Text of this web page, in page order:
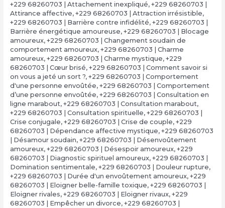
+229 68260703 | Attachement inexpliqué, +229 68260703 |
Attirance affective, +229 68260703 | Attraction irrésistible,
+229 68260703 | Barrière contre infidélité, +229 68260703 |
Barrière énergétique amoureuse, +229 68260703 | Blocage
amoureux, +229 68260703 | Changement soudain de
comportement amoureux, +229 68260703 | Charme
amoureux, +229 68260703 | Charme mystique, +229
68260703 | Cœur brisé, +229 68260703 | Comment savoir si
on vous a jeté un sort ?, +229 68260703 | Comportement
d'une personne envoûtée, +229 68260703 | Comportement
d’une personne envoûtée, +229 68260703 | Consultation en
ligne marabout, +229 68260703 | Consultation marabout,
+229 68260703 | Consultation spirituelle, +229 68260703 |
Crise conjugale, +229 68260703 | Crise de couple, +229
68260703 | Dépendance affective mystique, +229 68260703
| Désamour soudain, +229 68260703 | Désenvoûtement
amoureux, +229 68260703 | Désespoir amoureux, +229
68260703 | Diagnostic spirituel amoureux, +229 68260703 |
Domination sentimentale, +229 68260703 | Douleur rupture,
+229 68260703 | Durée d'un envoûtement amoureux, +229
68260703 | Eloigner belle-famille toxique, +229 68260703 |
Eloigner rivales, +229 68260703 | Eloigner rivaux, +229
68260703 | Empêcher un divorce, +229 68260703 |